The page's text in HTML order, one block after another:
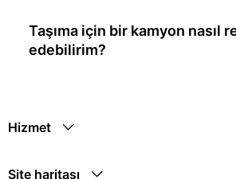
Taşıma için bir kamyon nasıl
edebilirim?
Hizmet
Site haritası